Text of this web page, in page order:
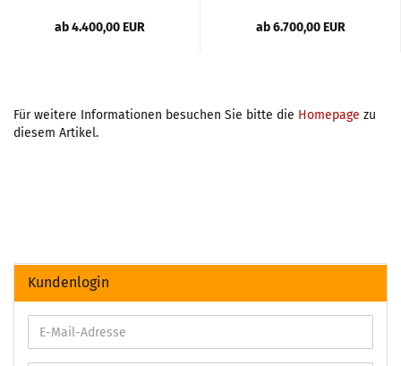
ab 4.400,00 EUR ab 6.700,00 EUR
Für weitere Informationen besuchen Sie bitte die Homepage zu
diesem Artikel.
Kundenlogin